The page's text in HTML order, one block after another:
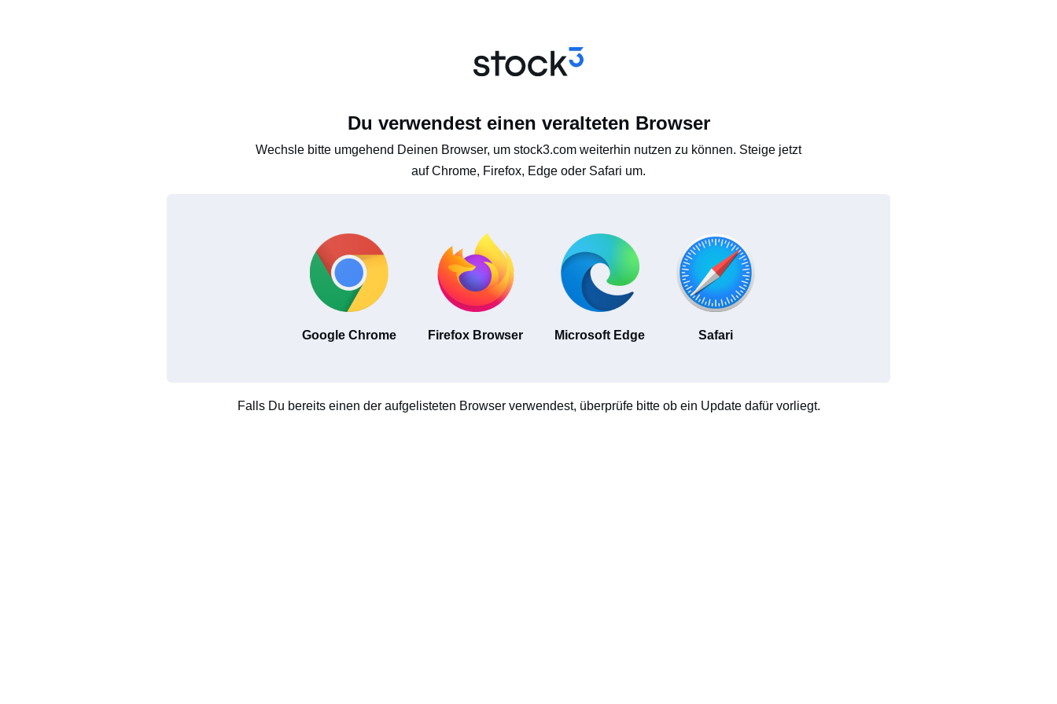
Du verwendest einen veralteten Browser
Wechsle bitte umgehend Deinen Browser, um stock3.com weiterhin nutzen zu können. Steige jetzt
auf Chrome, Firefox, Edge oder Safari um.
Google Chrome Firefox Browser Microsoft Edge Safari
Falls Du bereits einen der aufgelisteten Browser verwendest, überprüfe bitte ob ein Update dafür vorliegt.